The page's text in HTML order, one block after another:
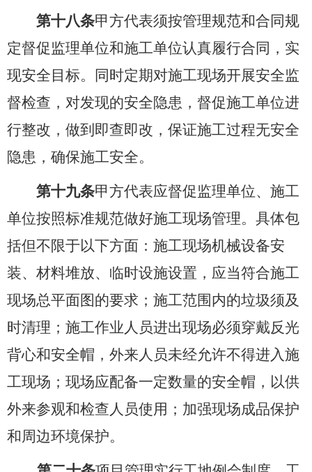
第十八条甲方代表须按管理规范和合同规
定督促监理单位和施工单位认真履行合同，实
现安全目标。同时定期对施工现场开展安全监
督检查，对发现的安全隐患，督促施工单位进
行整改，做到即查即改，保证施工过程无安全
隐患，确保施工安全。
第十九条甲方代表应督促监理单位、施工
单位按照标准规范做好施工现场管理。具体包
括但不限于以下方面：施工现场机械设备安
装、材料堆放、临时设施设置，应当符合施工
现场总平面图的要求；施工范围内的垃圾须及
时清理；施工作业人员进出现场必须穿戴反光
背心和安全帽，外来人员未经允许不得进入施
工现场；现场应配备一定数量的安全帽，以供
外来参观和检查人员使用；加强现场成品保护
和周边环境保护。